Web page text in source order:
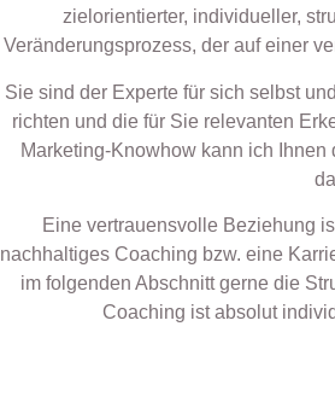
zielorientierter, individueller,
Veränderungsprozess, der auf einer
Sie sind der Experte für sich selbst
richten und die für Sie relevanten
Marketing-Knowhow kann ich
Eine vertrauensvolle Beziehung
nachhaltiges Coaching bzw. eine
im folgenden Abschnitt gerne die
Coaching ist absolut